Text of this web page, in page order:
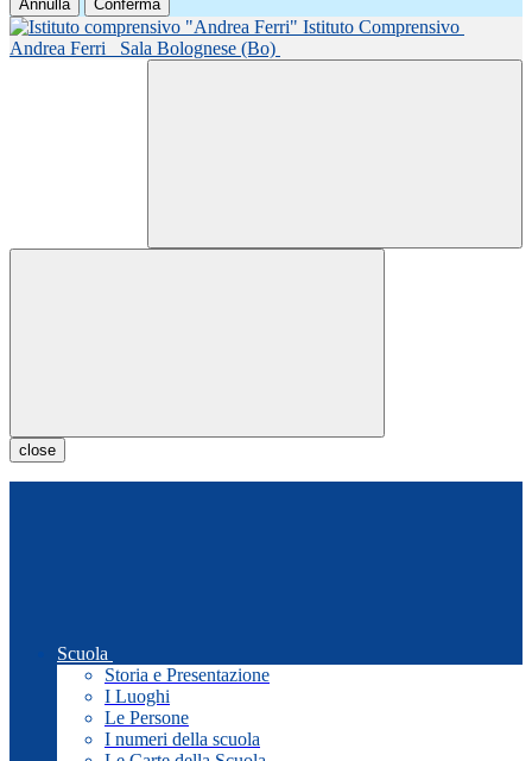
Annulla Conferma
Istituto Comprensivo
Andrea Ferri
Sala Bolognese (Bo)
close
Scuola
Storia e Presentazione
I Luoghi
Le Persone
I numeri della scuola